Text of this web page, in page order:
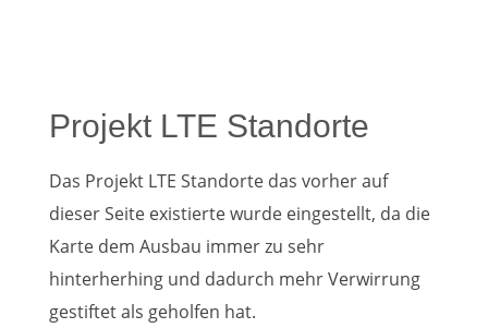
Projekt LTE Standorte
Das Projekt LTE Standorte das vorher auf
dieser Seite existierte wurde eingestellt, da die
Karte dem Ausbau immer zu sehr
hinterherhing und dadurch mehr Verwirrung
gestiftet als geholfen hat.